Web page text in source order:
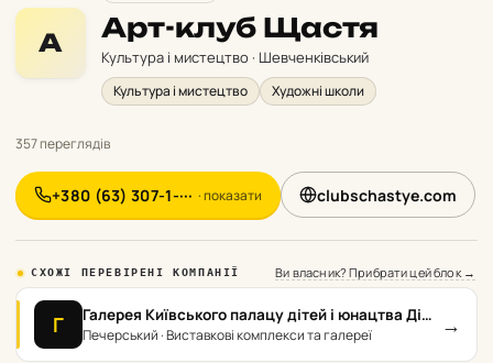
А Арт-клуб Щастя
Культура і мистецтво · Шевченківський
Культура і мистецтво Художні школи
357 переглядів
+380 (63) 307-1-··· · показати clubschastye.com
СХОЖІ ПЕРЕВІРЕНІ КОМПАНІЇ Ви власник? Прибрати цей блок →
Г
Галерея Київського палацу дітей і юнацтва Дім
Миколи
Печерський · Виставкові комплекси та галереї →